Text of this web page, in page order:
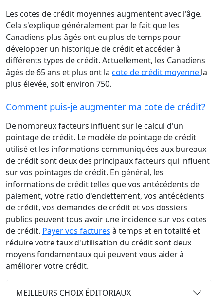
Les cotes de crédit moyennes augmentent avec l'âge.
Cela s'explique généralement par le fait que les
Canadiens plus âgés ont eu plus de temps pour
développer un historique de crédit et accéder à
différents types de crédit. Actuellement, les Canadiens
âgés de 65 ans et plus ont la cote de crédit moyenne la
plus élevée, soit environ 750.
Comment puis-je augmenter ma cote de crédit?
De nombreux facteurs influent sur le calcul d'un
pointage de crédit. Le modèle de pointage de crédit
utilisé et les informations communiquées aux bureaux
de crédit sont deux des principaux facteurs qui influent
sur vos pointages de crédit. En général, les
informations de crédit telles que vos antécédents de
paiement, votre ratio d'endettement, vos antécédents
de crédit, vos demandes de crédit et vos dossiers
publics peuvent tous avoir une incidence sur vos cotes
de crédit. Payer vos factures à temps et en totalité et
réduire votre taux d'utilisation du crédit sont deux
moyens fondamentaux qui peuvent vous aider à
améliorer votre crédit.
MEILLEURS CHOIX ÉDITORIAUX